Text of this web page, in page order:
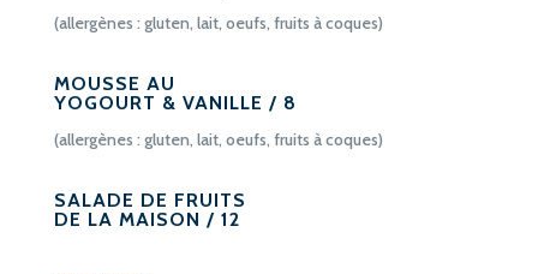
(allergènes : gluten, lait, oeufs, fruits à coques)
MOUSSE AU
YOGOURT & VANILLE / 8
(allergènes : gluten, lait, oeufs, fruits à coques)
SALADE DE FRUITS
DE LA MAISON / 12